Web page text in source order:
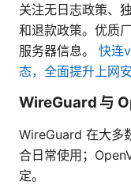
关注无日志政策、
和退款政策。优质
服务器信息。 快连
态，全面提升上网
WireGuard 与
WireGuard 在大多
合日常使用；
定。